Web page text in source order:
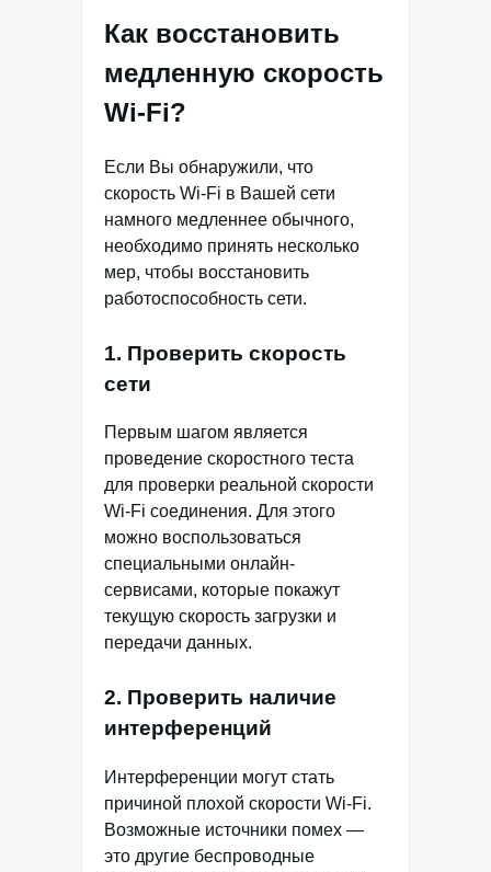
Как восстановить
медленную скорость
Wi-Fi?
Если Вы обнаружили, что
скорость Wi-Fi в Вашей сети
намного медленнее обычного,
необходимо принять несколько
мер, чтобы восстановить
работоспособность сети.
1. Проверить скорость
сети
Первым шагом является
проведение скоростного теста
для проверки реальной скорости
Wi-Fi соединения. Для этого
можно воспользоваться
специальными онлайн-
сервисами, которые покажут
текущую скорость загрузки и
передачи данных.
2. Проверить наличие
интерференций
Интерференции могут стать
причиной плохой скорости Wi-Fi.
Возможные источники помех —
это другие беспроводные